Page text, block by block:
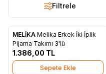
Filtrele
Favorilere Ekle
MELİKA Melika Erkek İki İplik
Pijama Takımı 3'lü
1.386,00 TL
Sepete Ekle